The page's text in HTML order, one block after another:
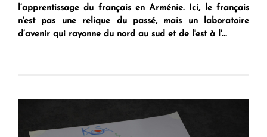
l’apprentissage du français en Arménie. Ici, le français
n'est pas une relique du passé, mais un laboratoire
d’avenir qui rayonne du nord au sud et de l'est à l'...